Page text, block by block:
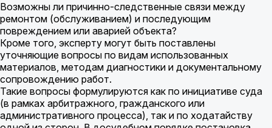
Возможны ли причинно-следственные связи между
ремонтом (обслуживанием) и последующим
повреждением или аварией объекта?
Кроме того, эксперту могут быть поставлены
уточняющие вопросы по видам использованных
материалов, методам диагностики и документальному
сопровождению работ.
Такие вопросы формулируются как по инициативе суда
(в рамках арбитражного, гражданского или
административного процесса), так и по ходатайству